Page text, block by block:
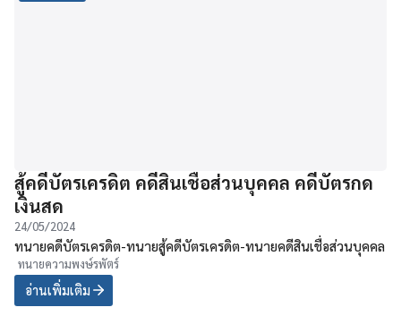
สู้คดีบัตรเครดิต คดีสินเชื่อส่วนบุคคล คดีบัตรกด
เงินสด
24/05/2024
ทนายคดีบัตรเครดิต-ทนายสู้คดีบัตรเครดิต-ทนายคดีสินเชื่อส่วนบุคคล
ทนายความพงษ์รพัตร์
อ่านเพิ่มเติม